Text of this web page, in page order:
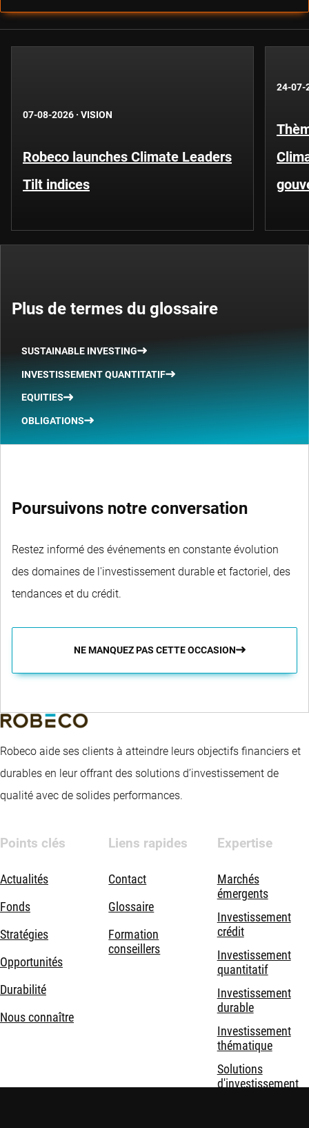
07-08-2026 · VISION
Robeco launches Climate Leaders
Tilt indices
24-07-
Plus de termes du glossaire
SUSTAINABLE INVESTING
INVESTISSEMENT QUANTITATIF
EQUITIES
OBLIGATIONS
Poursuivons notre conversation
Restez informé des événements en constante évolution
des domaines de l'investissement durable et factoriel, des
tendances et du crédit.
NE MANQUEZ PAS CETTE OCCASION
Robeco aide ses clients à atteindre leurs objectifs financiers et
durables en leur offrant des solutions d’investissement de
qualité avec de solides performances.
Points clés
Actualités
Fonds
Stratégies
Opportunités
Durabilité
Nous connaître
Liens rapides
Contact
Glossaire
Formation
conseillers
Expertise
Marchés
émergents
Investissement
crédit
Investissement
quantitatif
Investissement
durable
Investissement
thématique
Solutions
d'investissement